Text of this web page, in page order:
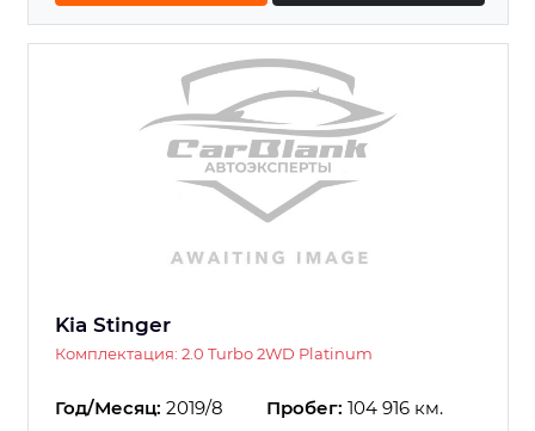
Kia Stinger
Комплектация: 2.0 Turbo 2WD Platinum
Год/Месяц: 2019/8 Пробег: 104 916 км.